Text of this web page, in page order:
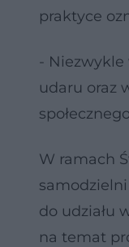
praktyce
- Niezwykle
udaru oraz
W ramach
do udziału
na temat